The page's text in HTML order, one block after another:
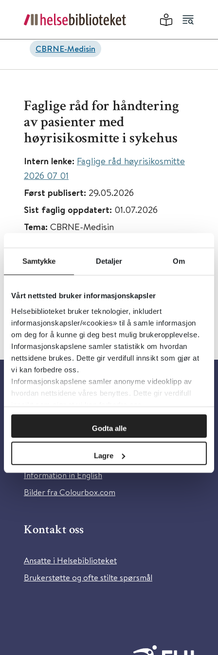
Samtykke Detaljer Om
Vårt nettsted bruker informasjonskapsler
Helsebiblioteket bruker teknologier, inkludert
informasjonskapsler/«cookies» til å samle informasjon
om deg for å kunne gi deg best mulig brukeropplevelse.
Informasjonskapslene samler statistikk om hvordan
nettsidene brukes. Dette gir verdifull innsikt som gjør at
vi kan forbedre oss.
Informasjonskapslene samler anonyme videoklipp av
hvordan nettsidene våres benyttes. Dette gir verdifull
innsikt som gjør at vi kan forbedre oss.
Godta alle
Lagre
CBRNE-Medisin
Faglige råd for håndtering
av pasienter med
høyrisikosmitte i sykehus
Intern lenke: Faglige råd høyrisikosmitte
2026 07 01
Først publisert: 29.05.2026
Sist faglig oppdatert: 01.07.2026
Tema: CBRNE-Medisin
Dokumenttype: Veiledere
Språk:Norsk
Om oss
Om Helsebiblioteket
Personvern og informasjonskapsler
Tilgjengelighetserklæring
Information in English
Bilder fra Colourbox.com
Kontakt oss
Ansatte i Helsebiblioteket
Brukerstøtte og ofte stilte spørsmål